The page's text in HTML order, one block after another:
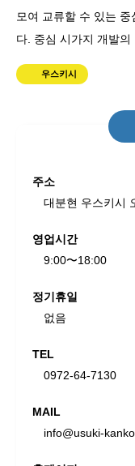
모여 교류할 수 있는
다. 중심 시가지 개발의
우스키시
주소
대분현 우스키시
영업시간
9:00〜18:00
정기휴일
없음
TEL
0972-64-7130
MAIL
info@usuki-